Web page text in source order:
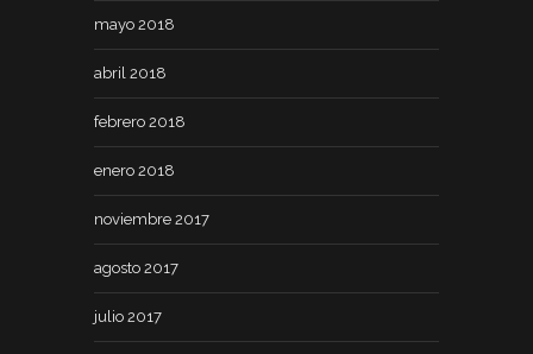
mayo 2018
abril 2018
febrero 2018
enero 2018
noviembre 2017
agosto 2017
julio 2017